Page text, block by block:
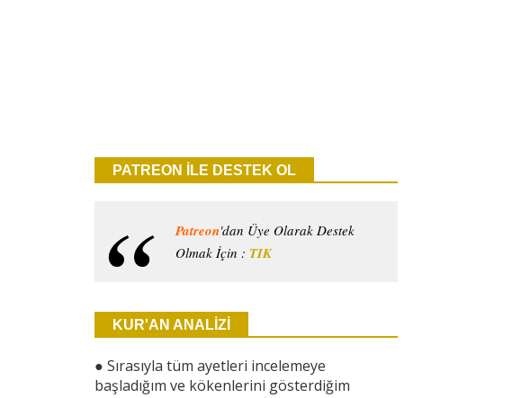
PATREON İLE DESTEK OL
Patreon'dan Üye Olarak Destek
Olmak İçin : TIK
KUR'AN ANALİZİ
●Sırasıyla tüm ayetleri incelemeye
başladığım ve kökenlerini gösterdiğim